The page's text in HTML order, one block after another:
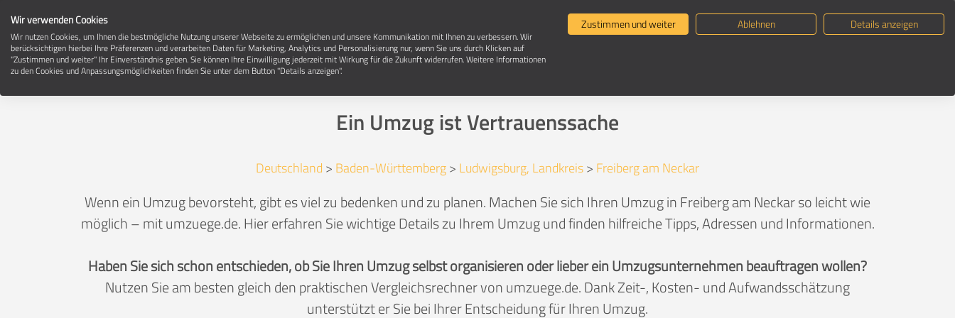
Umzugsunternehmen suchen Umzugsratgeber
Umzug in 71691 Freiberg am Neckar
Ein Umzug ist Vertrauenssache
Deutschland > Baden-Württemberg> Ludwigsburg, Landkreis> Freiberg am Neckar
Wenn ein Umzug bevorsteht, gibt es viel zu bedenken und zu planen. Machen Sie sich Ihren Umzug in Freiberg am Neckar so leicht wie
möglich – mit umzuege.de. Hier erfahren Sie wichtige Details zu Ihrem Umzug und finden hilfreiche Tipps, Adressen und Informationen.
Haben Sie sich schon entschieden, ob Sie Ihren Umzug selbst organisieren oder lieber ein Umzugsunternehmen beauftragen wollen?
Nutzen Sie am besten gleich den praktischen Vergleichsrechner von umzuege.de. Dank Zeit-, Kosten- und Aufwandsschätzung
unterstützt er Sie bei Ihrer Entscheidung für Ihren Umzug.
Wir verwenden Cookies
Wir nutzen Cookies, um Ihnen die bestmögliche Nutzung unserer Webseite zu ermöglichen und unsere Kommunikation mit Ihnen zu verbessern. Wir
berücksichtigen hierbei Ihre Präferenzen und verarbeiten Daten für Marketing, Analytics und Personalisierung nur, wenn Sie uns durch Klicken auf
"Zustimmen und weiter" Ihr Einverständnis geben. Sie können Ihre Einwilligung jederzeit mit Wirkung für die Zukunft widerrufen. Weitere Informationen
zu den Cookies und Anpassungsmöglichkeiten finden Sie unter dem Button "Details anzeigen".
Zustimmen und weiter Ablehnen Details anzeigen